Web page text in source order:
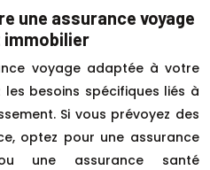
une assurance voyage
immobilier
voyage adaptée à votre
besoins spécifiques liés à
Si vous prévoyez des
optez pour une assurance
une assurance santé